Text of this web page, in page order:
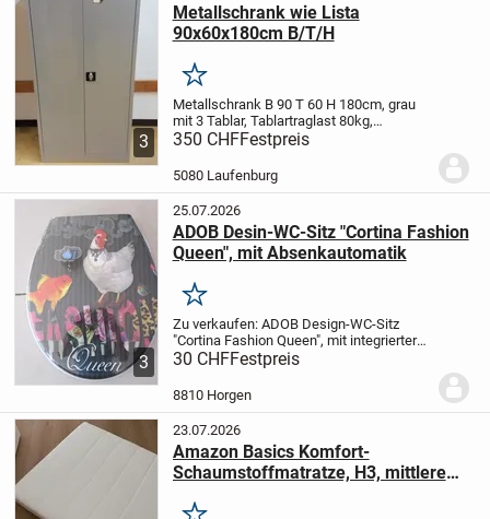
3
Metallschrank wie Lista
90x60x180cm B/T/H
Merken
Metallschrank B 90 T 60 H 180cm, grau
mit 3 Tablar, Tablartraglast 80kg,
Türöffnungswinkel 115°, Neupreis Fr.
985.- jetzt nur Fr. 350.- plus Mwst Stück
alle Schränke haben 1 Schlüssel und
350 CHFFestpreis
5080 Laufenburg
3
25.07.2026
ADOB Desin-WC-Sitz "Cortina Fashion
Queen", mit Absenkautomatik
Merken
Zu verkaufen: ADOB Design-WC-Sitz
"Cortina Fashion Queen", mit integrierter
Absenkautomatik. Zur Reinigung
abnehmbar, Material Duroplast, passend
auf alle Standard-Toiletten.
30 CHFFestpreis
8810 Horgen
23.07.2026
Amazon Basics Komfort-
Schaumstoffmatratze, H3, mittlere
waschbarer Bezug, Höhe 13cm,